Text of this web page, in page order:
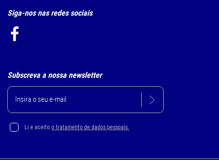
Siga-nos nas redes sociais
Subscreva a nossa newsletter
Li e aceito o tratamento de dados pessoais.